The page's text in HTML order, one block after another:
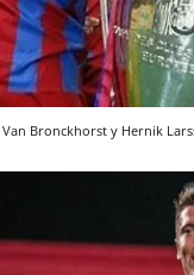
Bronckhorst y Hernik